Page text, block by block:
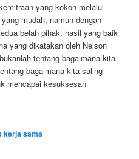
yang kokoh melalui
mudah, namun dengan
belah pihak, hasil yang baik
yang dikatakan oleh Nelson
tentang bagaimana kita
bagaimana kita saling
mencapai kesuksesan
kerja sama